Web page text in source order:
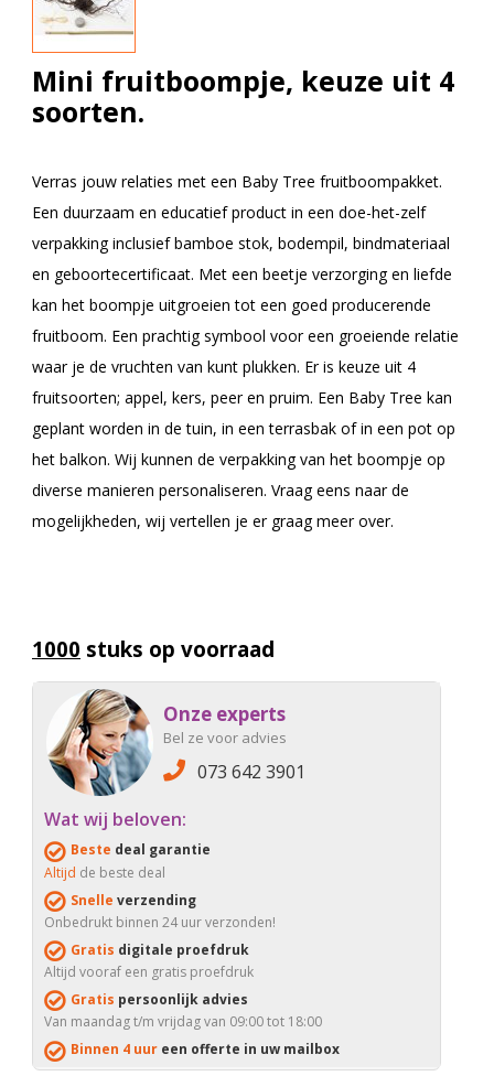
Mini fruitboompje, keuze uit 4
soorten.
Verras jouw relaties met een Baby Tree fruitboompakket.
Een duurzaam en educatief product in een doe-het-zelf
verpakking inclusief bamboe stok, bodempil, bindmateriaal
en geboortecertificaat. Met een beetje verzorging en liefde
kan het boompje uitgroeien tot een goed producerende
fruitboom. Een prachtig symbool voor een groeiende relatie
waar je de vruchten van kunt plukken. Er is keuze uit 4
fruitsoorten; appel, kers, peer en pruim. Een Baby Tree kan
geplant worden in de tuin, in een terrasbak of in een pot op
het balkon. Wij kunnen de verpakking van het boompje op
diverse manieren personaliseren. Vraag eens naar de
mogelijkheden, wij vertellen je er graag meer over.
1000 stuks op voorraad
Onze experts
Bel ze voor advies
073 642 3901
Wat wij beloven:
Beste deal garantie
Altijd de beste deal
Snelle verzending
Onbedrukt binnen 24 uur verzonden!
Gratis digitale proefdruk
Altijd vooraf een gratis proefdruk
Gratis persoonlijk advies
Van maandag t/m vrijdag van 09:00 tot 18:00
Binnen 4 uur een offerte in uw mailbox